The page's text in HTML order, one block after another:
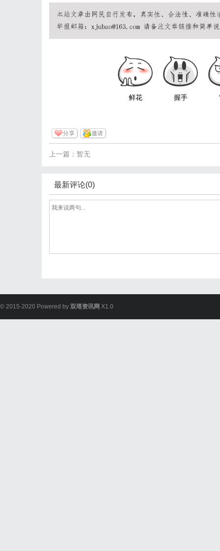
鲜花 握手
分享 邀请
上一篇：暂无
最新评论(0)
© 2015-2020 Powered by 双塔资讯网 X1.0